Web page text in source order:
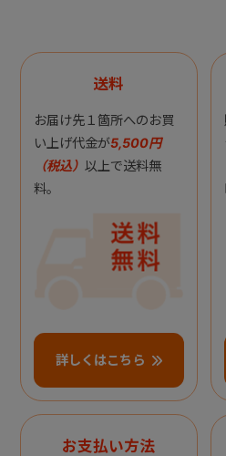
送料
お届け先１箇所へのお買
い上げ代金が5,500円
（税込） 以上で送料無
料。
詳しくはこちら
お支払い方法